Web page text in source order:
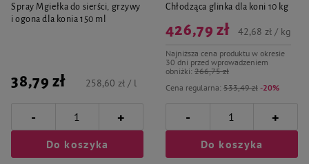
Spray Mgiełka do sierści, grzywy
i ogona dla konia 150 ml
38,79 zł 258,60 zł / l
- +
Do koszyka
Chłodząca glinka dla koni 10 kg
Cena regularna: 533,49 zł -20%
426,79 zł
Najniższa cena produktu w okresie
30 dni przed wprowadzeniem
obniżki: 266,75 zł
42,68 zł / kg
- +
Do koszyka